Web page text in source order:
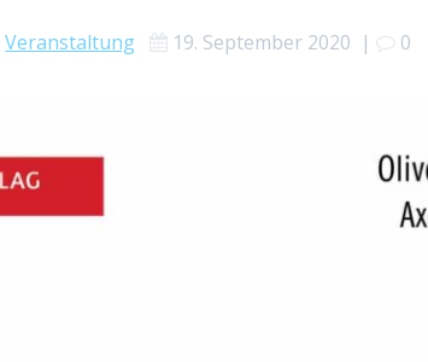
Veranstaltung 19. September 2020 | 0